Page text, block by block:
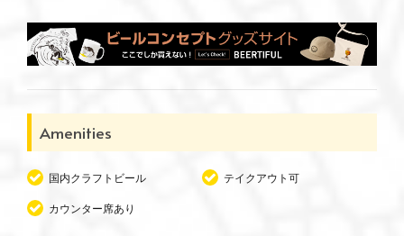
Amenities
国内クラフトビール テイクアウト可
カウンター席あり